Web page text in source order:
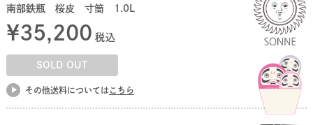
南部鉄瓶 桜皮 寸筒 1.0L
¥35,200 税込
SOLD OUT
その他送料については こちら